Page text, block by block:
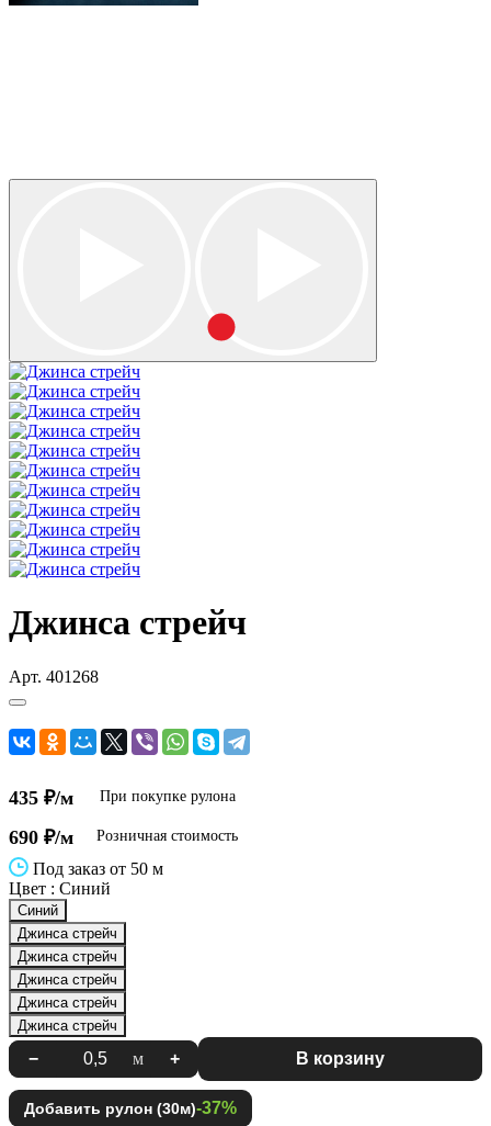
Джинса стрейч
Арт. 401268
435 ₽/м При покупке рулона
690 ₽/м Розничная стоимость
Под заказ от 50 м
Цвет : Синий
Синий
Джинса стрейч
Джинса стрейч
Джинса стрейч
Джинса стрейч
Джинса стрейч
− м + В корзину
Добавить рулон (30м)-37%